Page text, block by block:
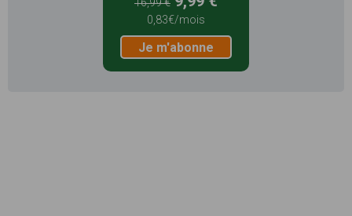
16,99 €
0,83€/mois
Je m'abonne